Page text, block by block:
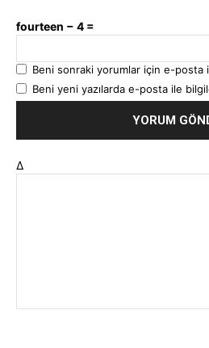
fourteen − 4 =
Beni sonraki yorumlar için e-posta
Beni yeni yazılarda e-posta ile
Δ